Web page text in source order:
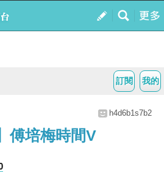
我的
訂閱
h4d6b1s7b2
傅培梅時間V